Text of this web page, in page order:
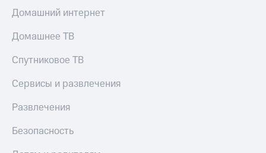
Домашний интернет
Домашнее ТВ
Спутниковое ТВ
Сервисы и развлечения
Развлечения
Безопасность